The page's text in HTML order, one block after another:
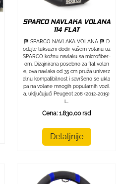
SPARCO NAVLAKA VOLANA
114 FLAT
🏁 SPARCO NAVLAKA VOLANA 🏁 D
odajte luksuzni dodir vašem volanu uz
SPARCO kožnu navlaku sa microfiber-
om. Dizajnirana posebno za flat volan
e, ova navlaka od 35 cm pruža univerz
alnu kompatibilnost i savršeno se ukla
pa na volane mnogih popularnih vozil
a, uključujući Peugeot 208 (2012-2019)
i...
Cena: 1.830,00 rsd
Detaljnije